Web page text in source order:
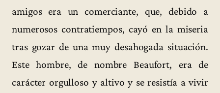
amigos era un comerciante, que, debido a
numerosos contratiempos, cayó en la miseria
tras gozar de una muy desahogada situación.
Este hombre, de nombre Beaufort, era de
carácter orgulloso y altivo y se resistía a vivir